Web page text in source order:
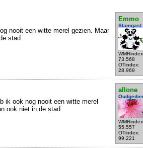
Emmo
Stamgast
73.568
OTindex:
28.969
nooit een witte merel gezien. Maar
stad.
allone
55.557
OTindex:
99.221
ik ook nog nooit een witte merel
ook niet in de stad.